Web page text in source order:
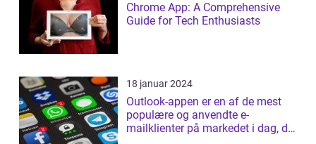
Chrome App: A Comprehensive
Guide for Tech Enthusiasts
18 januar 2024
Outlook-appen er en af de mest
populære og anvendte e-
mailklienter på markedet i dag, der